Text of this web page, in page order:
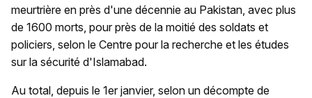
meurtrière en près d'une décennie au Pakistan, avec plus
de 1600 morts, pour près de la moitié des soldats et
policiers, selon le Centre pour la recherche et les études
sur la sécurité d'Islamabad.
Au total, depuis le 1er janvier, selon un décompte de